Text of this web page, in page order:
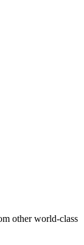
other world-class